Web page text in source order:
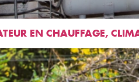
EN CHAUFFAGE,